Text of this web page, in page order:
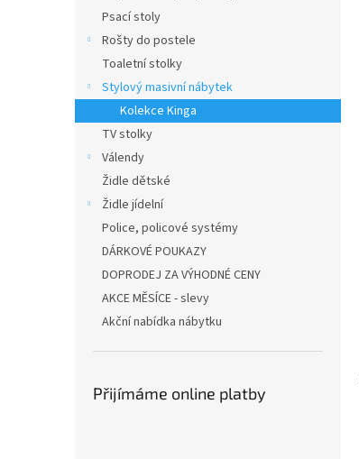
Psací stoly
Rošty do postele
Toaletní stolky
Stylový masivní nábytek
Kolekce Kinga
TV stolky
Válendy
Židle dětské
Židle jídelní
Police, policové systémy
DÁRKOVÉ POUKAZY
DOPRODEJ ZA VÝHODNÉ CENY
AKCE MĚSÍCE - slevy
Akční nabídka nábytku
Přijímáme online platby